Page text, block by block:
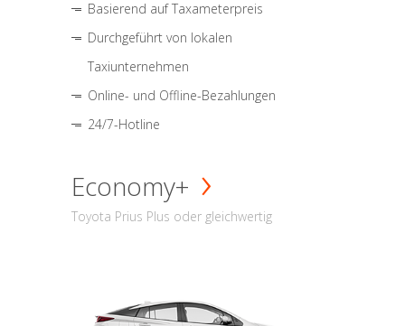
Basierend auf Taxameterpreis
Durchgeführt von lokalen
Taxiunternehmen
Online- und Offline-Bezahlungen
24/7-Hotline
Economy+
Toyota Prius Plus oder gleichwertig